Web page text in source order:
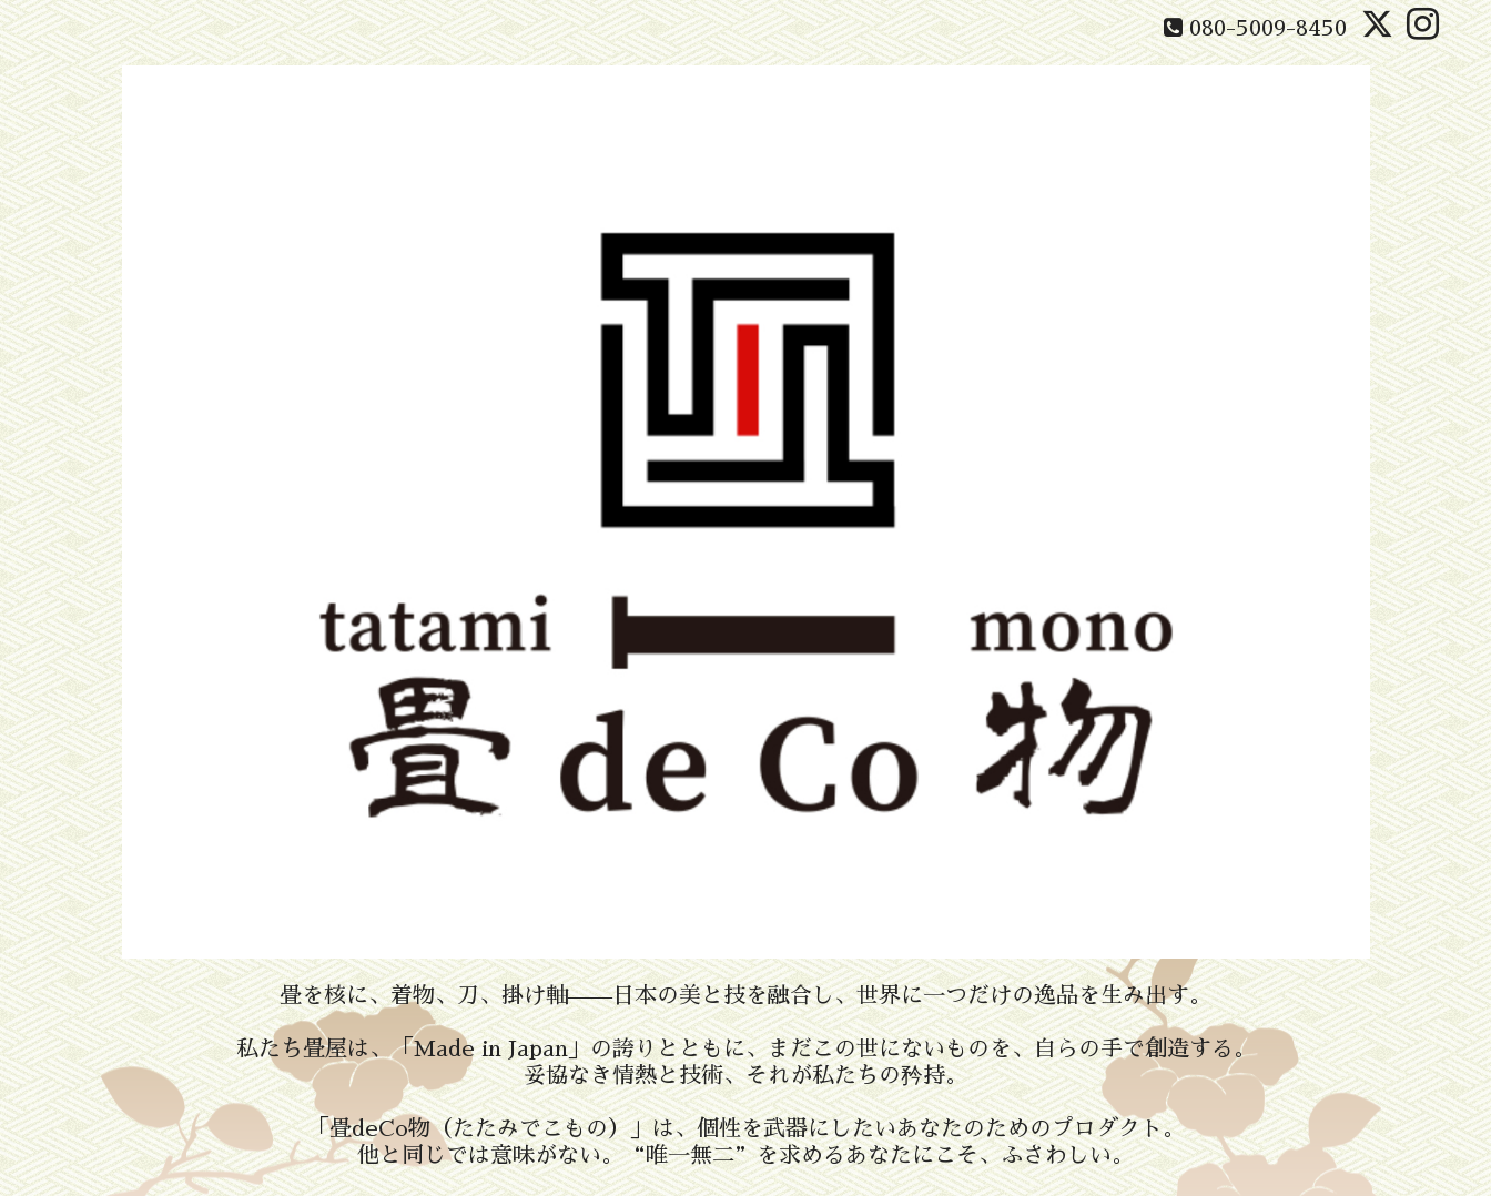
080-5009-8450
畳を核に、着物、刀、掛け軸——日本の美と技を融合し、世界に一つだけの逸品を生み出す。
私たち畳屋は、「Made in Japan」の誇りとともに、まだこの世にないものを、自らの手で創造する。
妥協なき情熱と技術、それが私たちの矜持。
「畳deCo物（たたみでこもの）」は、個性を武器にしたいあなたのためのプロダクト。
他と同じでは意味がない。“唯一無二”を求めるあなたにこそ、ふさわしい。